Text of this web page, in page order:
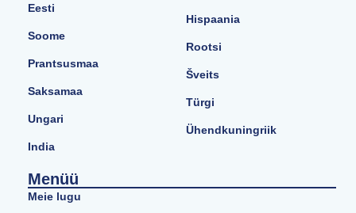
Eesti
Soome
Prantsusmaa
Saksamaa
Ungari
India
Hispaania
Rootsi
Šveits
Türgi
Ühendkuningriik
Menüü
Meie lugu